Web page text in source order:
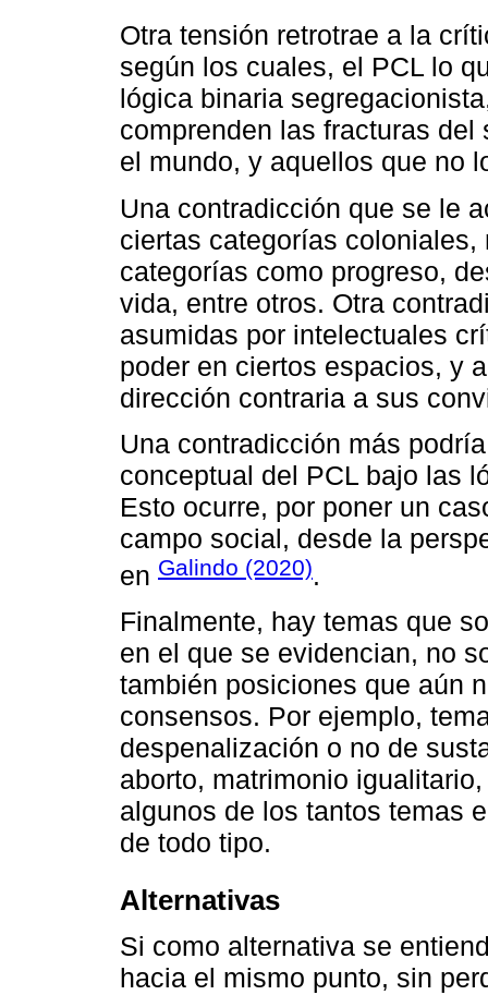
Otra tensión retrotrae a la
según los cuales, el PCL lo
lógica binaria
comprenden las fracturas
el mundo, y aquellos que no
Una contradicción que se le
ciertas categorías
categorías como progreso,
vida, entre otros. Otra
asumidas por intelectuales
poder en ciertos espacios, y
dirección contraria a sus
Una contradicción más
conceptual del PCL bajo las
Esto ocurre, por poner un
campo social, desde la
en Galindo (2020).
Finalmente, hay temas que
en el que se evidencian, no
también posiciones que aún
consensos. Por ejemplo,
despenalización o no de
aborto, matrimonio
algunos de los tantos temas
de todo tipo.
Alternativas
Si como alternativa se
hacia el mismo punto, sin